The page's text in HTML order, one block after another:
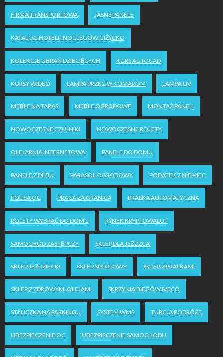
FIRMA TRANSPORTOWA JASNE PANELE
KATALOG HOTELI I NOCLEGÓW GIŻYCKO
KOLEKCJE UBRAŃ DZIECIĘCYCH KURS AUTOCAD
KURSY WIDEO LAMPA PRZECIW KOMAROM LAMPA UV
MEBLE NA TARAS MEBLE OGRODOWE MONTAŻ PANELI
NOWOCZESNE CZUJNIKI NOWOCZESNE ROLETY
OLEJARNIA INTERNETOWA PANELE DO DOMU
PANELE Z DĘBU PARASOL OGRODOWY PODATEK Z NIEMIEC
POLISA OC PRACA ZA GRANICĄ PRALKA AUTOMATYCZNA
ROLETY WYBRAĆ DO DOMU RYNEK KRYPTOWALUT
SAMOCHÓD ZASTĘPCZY SKLEP DLA JEŹDZCA
SKLEP JEŹDZIECKI SKLEP SPORTOWY SKLEP Z PRALKAMI
SKLEP Z ZDROWYMI OLEJAMI SKRZYNIA BIEGÓW IVECO
STŁUCZKA NA PARKINGU SYSTEM WMS TURCJA PODRÓŻE
UBEZPIECZENIE OC UBEZPIECZENIE SAMOCHODU